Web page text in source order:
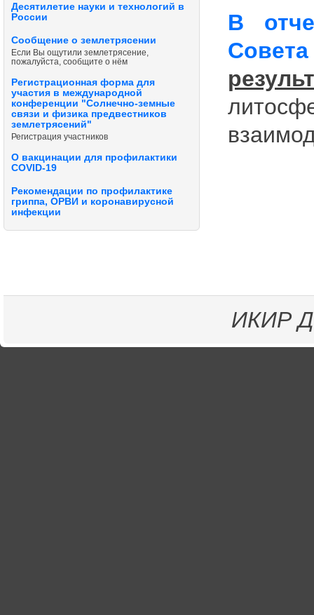
Десятилетие науки и технологий в
России
Сообщение о землетрясении
Если Вы ощутили землетрясение,
пожалуйста, сообщите о нём
Регистрационная форма для
участия в международной
конференции "Солнечно-земные
связи и физика предвестников
землетрясений"
Регистрация участников
О вакцинации для профилактики
COVID-19
Рекомендации по профилактике
гриппа, ОРВИ и коронавирусной
инфекции
В
ИКИР